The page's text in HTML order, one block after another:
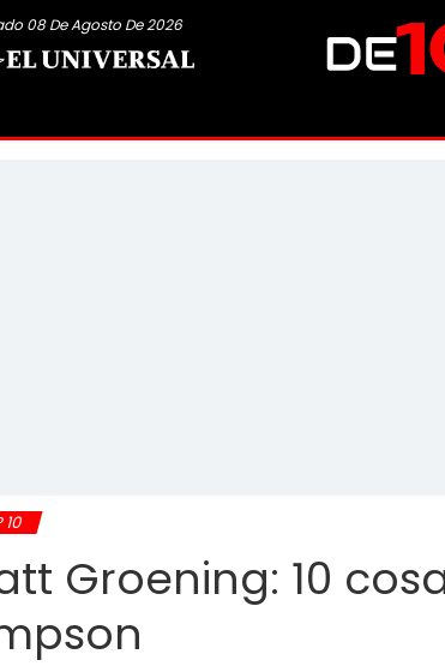
08 De Agosto De 2026
10
Groening: 10